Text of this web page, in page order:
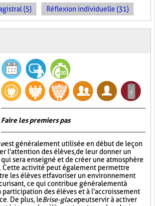
(5) Réflexion individuelle (31)
Faire les premiers pas
est généralement utilisée en début de leçon
l'attention des élèves, de leur donner un
sera enseigné et de créer une atmosphère
Cette activité peut également permettre
les élèves et favoriser un environnement
ce qui contribue généralement à
des élèves et à l'accroissement
De plus, leBrise-glacepeut servir à activer